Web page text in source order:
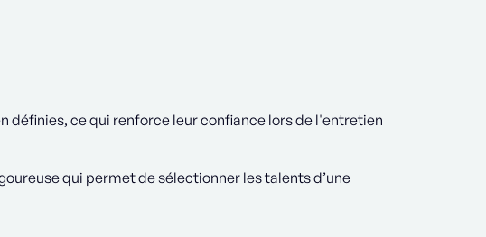
définies, ce qui renforce leur confiance lors de l'entretien
qui permet de sélectionner les talents d’une